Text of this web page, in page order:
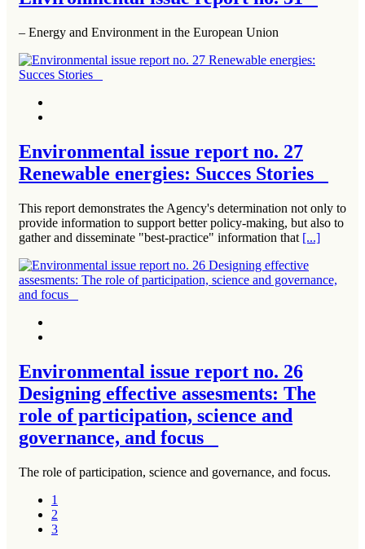
– Energy and Environment in the European Union
Environmental issue report no. 27
Renewable energies: Succes Stories
This report demonstrates the Agency's determination not only to
provide information to support better policy-making, but also to
gather and disseminate "best-practice" information that [...]
Environmental issue report no. 26
Designing effective assesments: The
role of participation, science and
governance, and focus
The role of participation, science and governance, and focus.
1
2
3